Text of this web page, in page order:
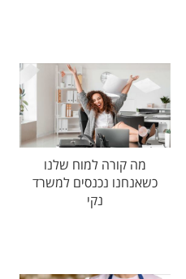
מה קורה למוח שלנו
כשאנחנו נכנסים למשרד
נקי